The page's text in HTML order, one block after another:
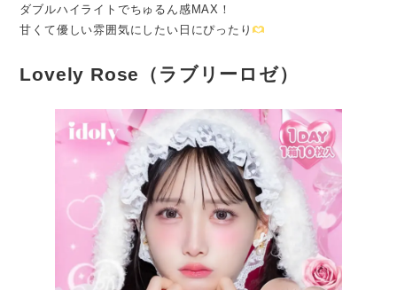
ダブルハイライトでちゅるん感MAX！
甘くて優しい雰囲気にしたい日にぴったり
Lovely Rose（ラブリーロゼ）